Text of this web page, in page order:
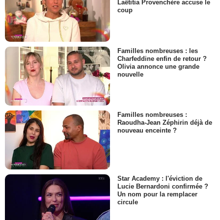
Laëtitia Provenchère accuse le
coup
Familles nombreuses : les
Charfeddine enfin de retour ?
Olivia annonce une grande
nouvelle
Familles nombreuses :
Raoudha-Jean Zéphirin déjà de
nouveau enceinte ?
Star Academy : l'éviction de
Lucie Bernardoni confirmée ?
Un nom pour la remplacer
circule